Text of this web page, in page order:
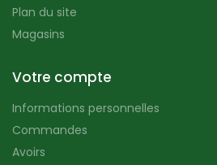
Plan du site
Magasins
Votre compte
Informations personnelles
Commandes
Avoirs